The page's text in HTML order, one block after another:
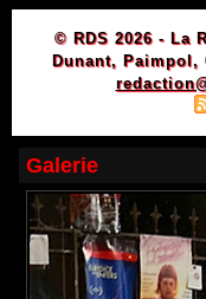
© RDS 2026 - La
Dunant, Paimpol,
Galerie